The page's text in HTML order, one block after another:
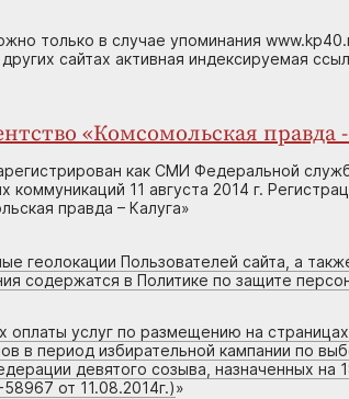
только в случае упоминания
сайтах активная индексируемая
«Комсомольская правда
как СМИ Федеральной
коммуникаций 11 августа 2014 г.
правда – Калуга»
геолокации Пользователей сайта, а
содержатся в Политике по защите
оплаты услуг по размещению на
в период избирательной кампании по
девятого созыва, назначенных на
от 11.08.2014г.)»